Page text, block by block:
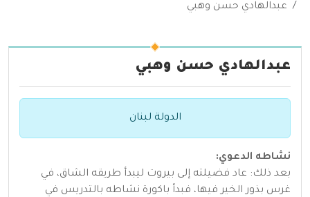
عبدالهادي حسن وهبي
عبدالهادي حسن وهبي
الدولة لبنان
نشاطه الدعوي:
بعد ذلك: عاد فضيلته إلى بيروت ليبدأ طريقه الشاق، في
غرس بذور الخير فيها، فبدأ باكورة نشاطه بالتدريس في